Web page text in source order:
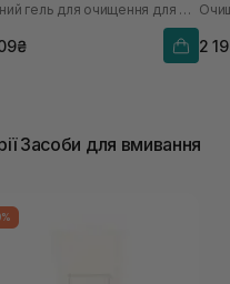
Ніжний гель для очищення для обличчя
2
Засоби для вмивання